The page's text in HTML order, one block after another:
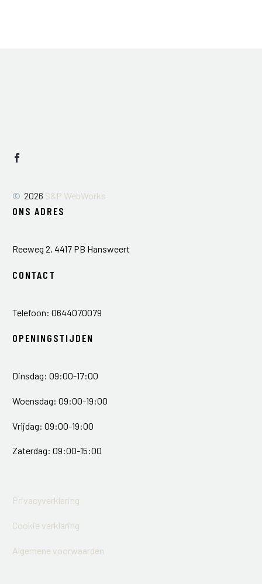
© 2026 S&P WebWorks
ONS ADRES
Reeweg 2, 4417 PB Hansweert
CONTACT
Telefoon: 0644070079
OPENINGSTIJDEN
Dinsdag: 09:00-17:00
Woensdag: 09:00-19:00
Vrijdag: 09:00-19:00
Zaterdag: 09:00-15:00
Privacyverklaring
Cookie verklaring
Algemene voorwaarden